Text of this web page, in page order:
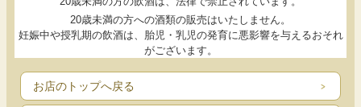
20歳未満の方への酒類の販売はいたしません。
妊娠中や授乳期の飲酒は、胎児・乳児の発育に悪影響を与えるおそれ
がございます。
お店のトップへ戻る